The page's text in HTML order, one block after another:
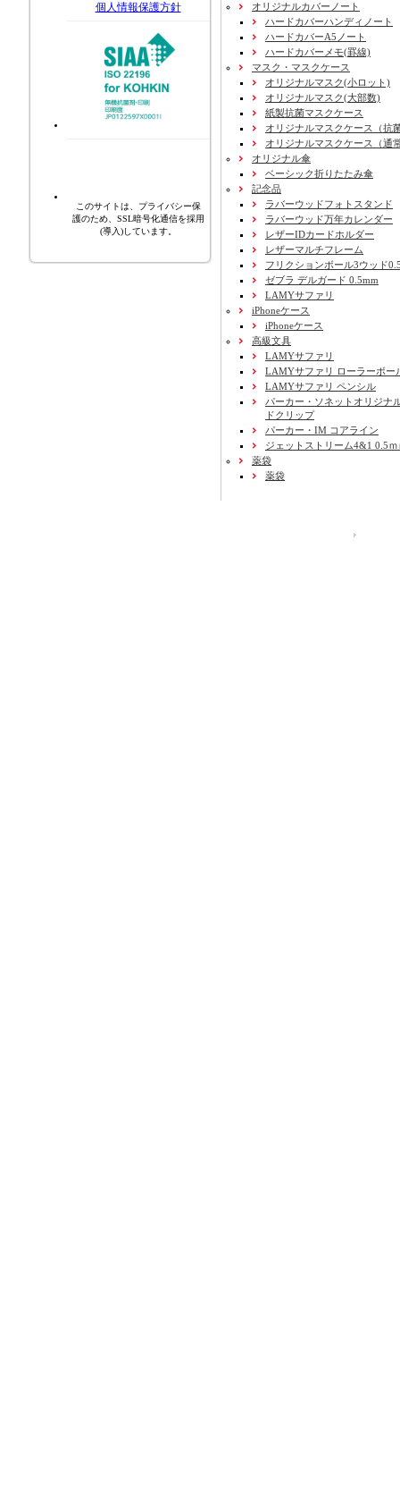
個人情報保護方針
このサイトは、プライバシー保
護のため、SSL暗号化通信を採用
(導入)しています。
オリジナルカバーノート
ハードカバーハンディノート
ハードカバーA5ノート
ハードカバーメモ(罫線)
マスク・マスクケース
オリジナルマスク(小ロット)
オリジナルマスク(大部数)
紙製抗菌マスクケース
オリジナルマスクケース（抗
オリジナルマスクケース（通
オリジナル傘
ベーシック折りたたみ傘
記念品
ラバーウッドフォトスタンド
ラバーウッド万年カレンダー
レザーIDカードホルダー
レザーマルチフレーム
フリクションボール3ウッド
ゼブラ デルガード 0.5mm
LAMYサファリ
iPhoneケース
iPhoneケース
高級文具
LAMYサファリ
LAMYサファリ ローラーボー
LAMYサファリ ペンシル
パーカー・ソネットオリジナ
ドクリップ
パーカー・IM コアライン
ジェットストリーム4&1 0.5ｍ
薬袋
薬袋